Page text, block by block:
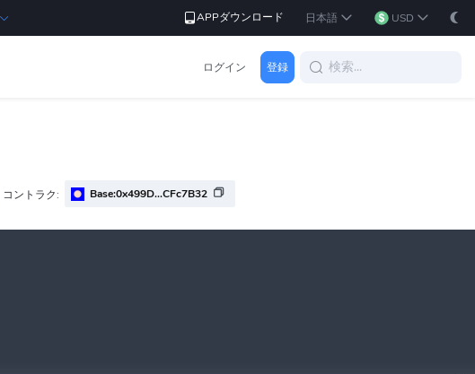
APPダウンロード 日本語 USD
ログイン 登録
コントラク: Base:0x499D...CFc7B32